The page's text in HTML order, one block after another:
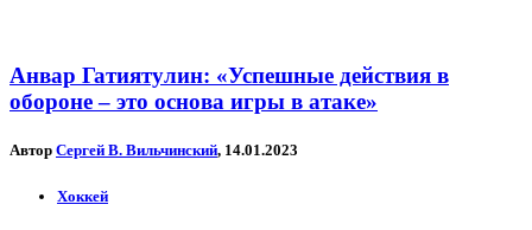
Анвар Гатиятулин: «Успешные действия в
обороне – это основа игры в атаке»
Автор Сергей В. Вильчинский, 14.01.2023
Хоккей